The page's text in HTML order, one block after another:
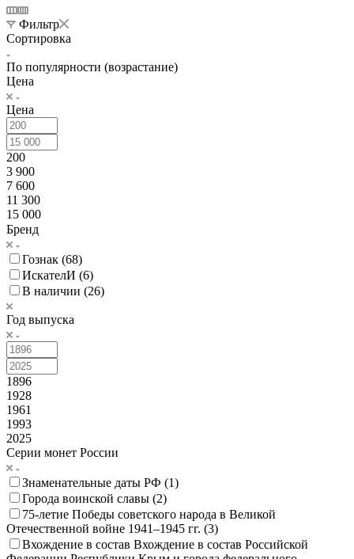
Фильтр
Сортировка
По популярности (возрастание)
Цена
Цена
200
3 900
7 600
11 300
15 000
Бренд
Гознак (68)
ИскателИ (6)
В наличии (26)
Год выпуска
1896
1928
1961
1993
2025
Серии монет России
Знаменательные даты РФ (1)
Города воинской славы (2)
75-летие Победы советского народа в Великой
Отечественной войне 1941–1945 гг. (3)
Вхождение в состав Вхождение в состав Российской